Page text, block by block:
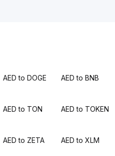
AED to DOGE AED to BNB
AED to TON AED to TOKEN
AED to ZETA AED to XLM